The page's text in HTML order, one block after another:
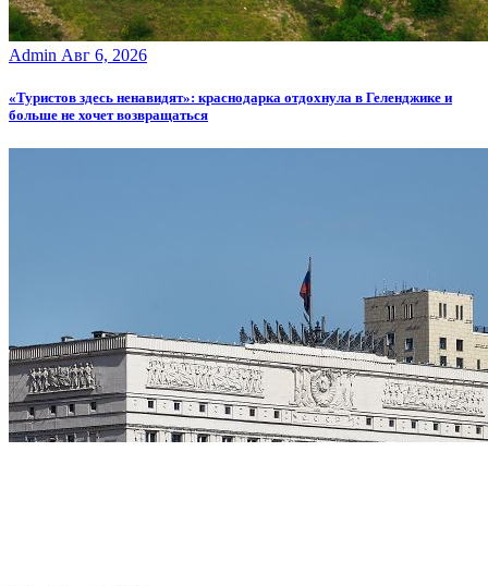
Admin Авг 6, 2026
«Туристов здесь ненавидят»: краснодарка отдохнула в Геленджике и
больше не хочет возвращаться